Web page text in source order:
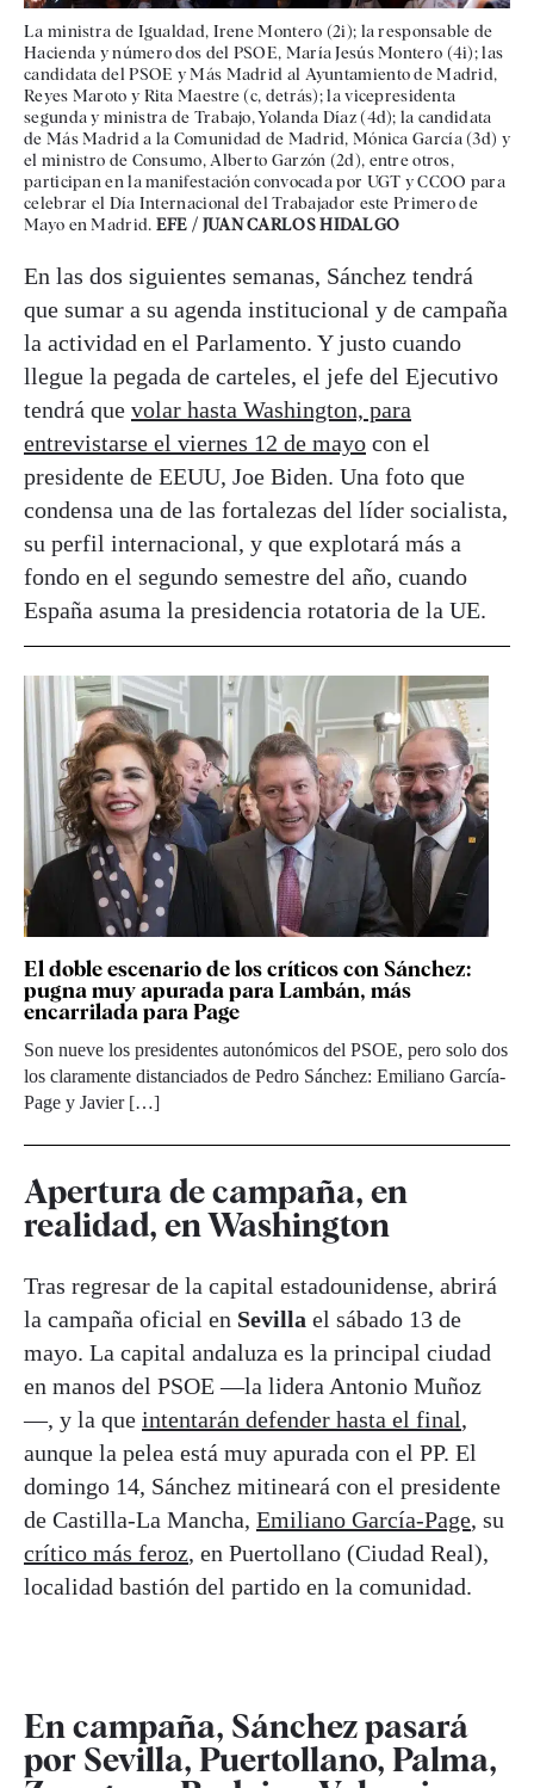
La ministra de Igualdad, Irene Montero (2i); la responsable de
Hacienda y número dos del PSOE, María Jesús Montero (4i); las
candidata del PSOE y Más Madrid al Ayuntamiento de Madrid,
Reyes Maroto y Rita Maestre (c, detrás); la vicepresidenta
segunda y ministra de Trabajo, Yolanda Díaz (4d); la candidata
de Más Madrid a la Comunidad de Madrid, Mónica García (3d) y
el ministro de Consumo, Alberto Garzón (2d), entre otros,
participan en la manifestación convocada por UGT y CCOO para
celebrar el Día Internacional del Trabajador este Primero de
Mayo en Madrid. EFE / JUAN CARLOS HIDALGO
En las dos siguientes semanas, Sánchez tendrá
que sumar a su agenda institucional y de campaña
la actividad en el Parlamento. Y justo cuando
llegue la pegada de carteles, el jefe del Ejecutivo
tendrá que volar hasta Washington, para
entrevistarse el viernes 12 de mayo con el
presidente de EEUU, Joe Biden. Una foto que
condensa una de las fortalezas del líder socialista,
su perfil internacional, y que explotará más a
fondo en el segundo semestre del año, cuando
España asuma la presidencia rotatoria de la UE.
El doble escenario de los críticos con Sánchez:
pugna muy apurada para Lambán, más
encarrilada para Page
Son nueve los presidentes autonómicos del PSOE, pero solo dos
los claramente distanciados de Pedro Sánchez: Emiliano García-
Page y Javier […]
Apertura de campaña, en
realidad, en Washington
Tras regresar de la capital estadounidense, abrirá
la campaña oficial en Sevilla el sábado 13 de
mayo. La capital andaluza es la principal ciudad
en manos del PSOE —la lidera Antonio Muñoz
—, y la que intentarán defender hasta el final,
aunque la pelea está muy apurada con el PP. El
domingo 14, Sánchez mitineará con el presidente
de Castilla-La Mancha, Emiliano García-Page, su
crítico más feroz, en Puertollano (Ciudad Real),
localidad bastión del partido en la comunidad.
En campaña, Sánchez pasará
por Sevilla, Puertollano, Palma,